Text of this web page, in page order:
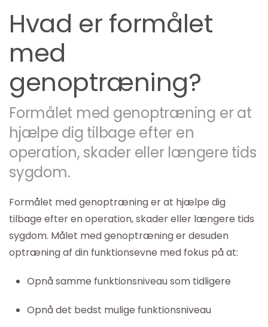
Hvad er formålet
med
genoptræning?
Formålet med genoptræning er at
hjælpe dig tilbage efter en
operation, skader eller længere tids
sygdom.
Formålet med genoptræning er at hjælpe dig
tilbage efter en operation, skader eller længere tids
sygdom. Målet med genoptræning er desuden
optræning af din funktionsevne med fokus på at:
Opnå samme funktionsniveau som tidligere
Opnå det bedst mulige funktionsniveau